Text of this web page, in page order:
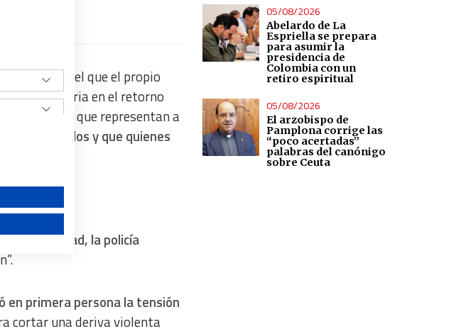
en el que el propio
la calle Curia en el retorno
públicas, que representan a
e insultados y que quienes
de la ciudad, la policía
en primera persona la tensión
cortar una deriva violenta
05/08/2026
Abelardo de La
Espriella se prepara
para asumir la
presidencia de
Colombia con un
retiro espiritual
05/08/2026
El arzobispo de
Pamplona corrige las
“poco acertadas”
palabras del canónigo
sobre Ceuta